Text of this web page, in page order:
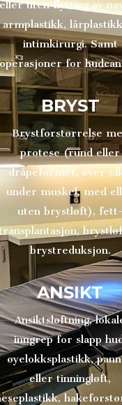
eller uten flytting av
armplastikk,
intimkirurgi. Samt
for
BRYST
Brystforstørrelse
protese (rund eller
dråpeformet, over
under muskel, med
uten brystløft), fett-
brystreduksjon.
ANSIKT
Ansiktsløftning,
inngrep for slapp
øyelokksplastikk,
eller tinningløft,